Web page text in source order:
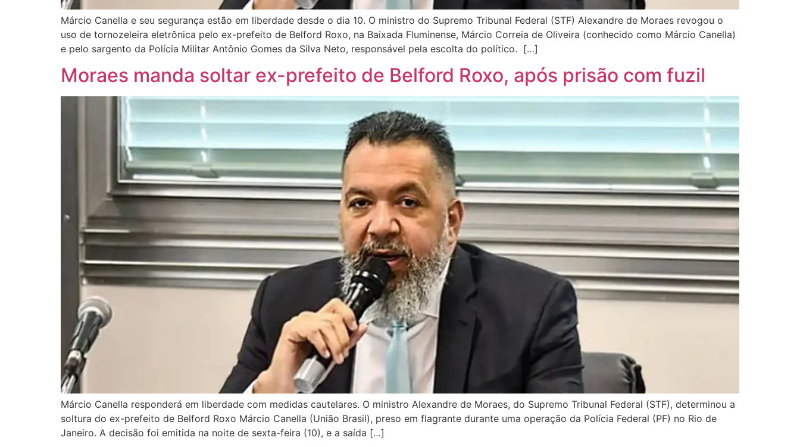
Márcio Canella e seu segurança estão em liberdade desde o dia 10. O ministro do Supremo Tribunal Federal (STF) Alexandre de Moraes revogou o
uso de tornozeleira eletrônica pelo ex-prefeito de Belford Roxo, na Baixada Fluminense, Márcio Correia de Oliveira (conhecido como Márcio Canella)
e pelo sargento da Polícia Militar Antônio Gomes da Silva Neto, responsável pela escolta do político. […]
Moraes manda soltar ex-prefeito de Belford Roxo, após prisão com fuzil
Márcio Canella responderá em liberdade com medidas cautelares. O ministro Alexandre de Moraes, do Supremo Tribunal Federal (STF), determinou a
soltura do ex-prefeito de Belford Roxo Márcio Canella (União Brasil), preso em flagrante durante uma operação da Polícia Federal (PF) no Rio de
Janeiro. A decisão foi emitida na noite de sexta-feira (10), e a saída […]